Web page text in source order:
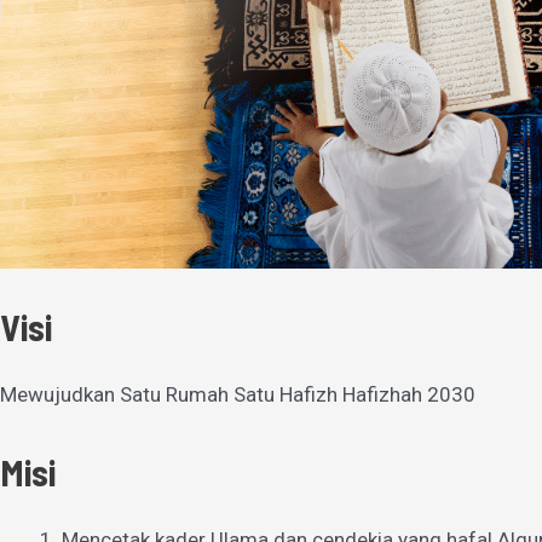
Visi
Mewujudkan Satu Rumah Satu Hafizh Hafizhah 2030
Misi